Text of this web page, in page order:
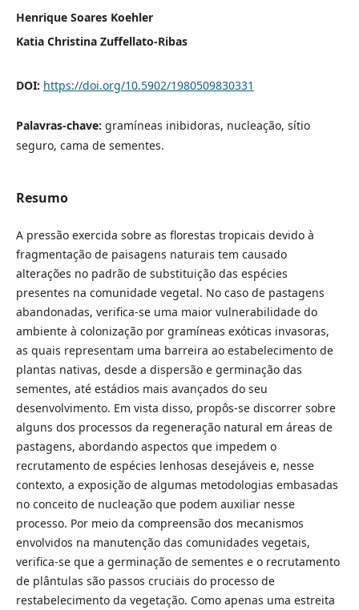
Henrique Soares Koehler
Katia Christina Zuffellato-Ribas
DOI: https://doi.org/10.5902/1980509830331
Palavras-chave: gramíneas inibidoras, nucleação, sítio
seguro, cama de sementes.
Resumo
A pressão exercida sobre as florestas tropicais devido à
fragmentação de paisagens naturais tem causado
alterações no padrão de substituição das espécies
presentes na comunidade vegetal. No caso de pastagens
abandonadas, verifica-se uma maior vulnerabilidade do
ambiente à colonização por gramíneas exóticas invasoras,
as quais representam uma barreira ao estabelecimento de
plantas nativas, desde a dispersão e germinação das
sementes, até estádios mais avançados do seu
desenvolvimento. Em vista disso, propôs-se discorrer sobre
alguns dos processos da regeneração natural em áreas de
pastagens, abordando aspectos que impedem o
recrutamento de espécies lenhosas desejáveis e, nesse
contexto, a exposição de algumas metodologias embasadas
no conceito de nucleação que podem auxiliar nesse
processo. Por meio da compreensão dos mecanismos
envolvidos na manutenção das comunidades vegetais,
verifica-se que a germinação de sementes e o recrutamento
de plântulas são passos cruciais do processo de
restabelecimento da vegetação. Como apenas uma estreita